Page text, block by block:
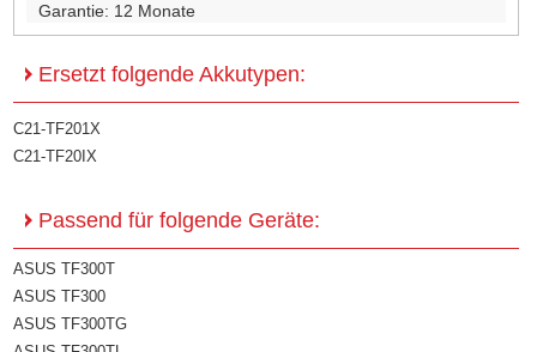
Garantie: 12 Monate
Ersetzt folgende Akkutypen:
C21-TF201X
C21-TF20IX
Passend für folgende Geräte:
ASUS TF300T
ASUS TF300
ASUS TF300TG